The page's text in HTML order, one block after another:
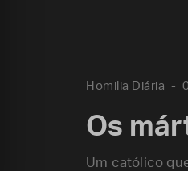
Homilia Diária
Os
Um católico